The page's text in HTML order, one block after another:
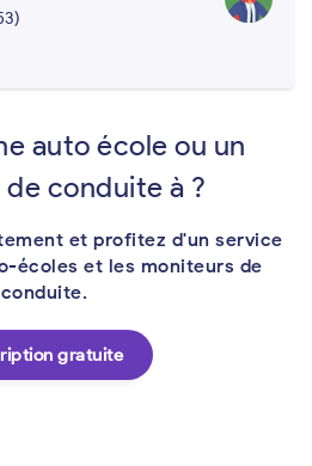
auto école ou un
conduite à ?
et profitez d'un service
écoles et les moniteurs de
conduite.
gratuite